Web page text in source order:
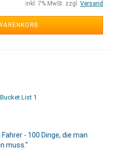
inkl. 7% MwSt. zzgl. Versand
- 100 Dinge, die man
muss."